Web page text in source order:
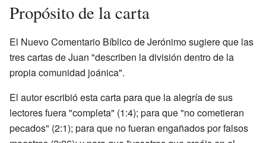
Propósito de la carta
El Nuevo Comentario Bíblico de Jerónimo sugiere que las
tres cartas de Juan "describen la división dentro de la
propia comunidad joánica".
El autor escribió esta carta para que la alegría de sus
lectores fuera "completa" (1:4); para que "no cometieran
pecados" (2:1); para que no fueran engañados por falsos